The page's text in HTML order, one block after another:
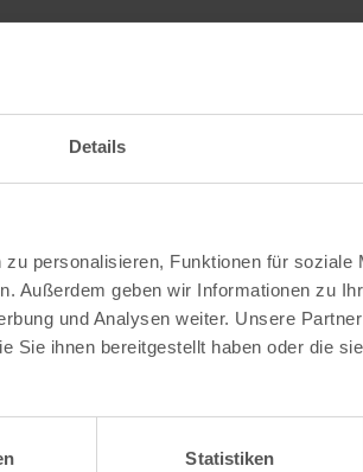
Details
personalisieren, Funktionen für soziale
Außerdem geben wir Informationen zu
und Analysen weiter. Unsere
Sie ihnen bereitgestellt haben oder die
Statistiken